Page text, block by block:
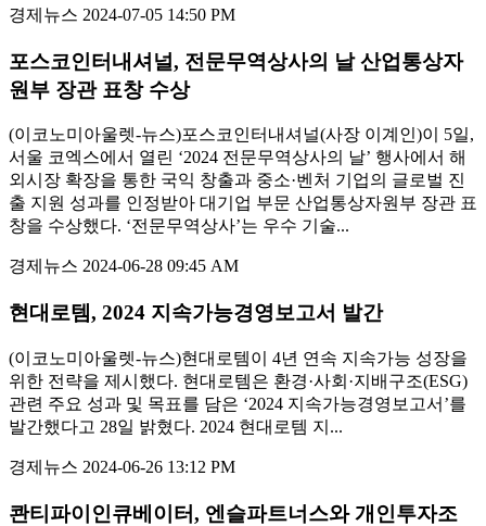
경제뉴스 2024-07-05 14:50 PM
포스코인터내셔널, 전문무역상사의 날 산업통상자
원부 장관 표창 수상
(이코노미아울렛-뉴스)포스코인터내셔널(사장 이계인)이 5일,
서울 코엑스에서 열린 ‘2024 전문무역상사의 날’ 행사에서 해
외시장 확장을 통한 국익 창출과 중소·벤처 기업의 글로벌 진
출 지원 성과를 인정받아 대기업 부문 산업통상자원부 장관 표
창을 수상했다. ‘전문무역상사’는 우수 기술...
경제뉴스 2024-06-28 09:45 AM
현대로템, 2024 지속가능경영보고서 발간
(이코노미아울렛-뉴스)현대로템이 4년 연속 지속가능 성장을
위한 전략을 제시했다. 현대로템은 환경·사회·지배구조(ESG)
관련 주요 성과 및 목표를 담은 ‘2024 지속가능경영보고서’를
발간했다고 28일 밝혔다. 2024 현대로템 지...
경제뉴스 2024-06-26 13:12 PM
콴티파이인큐베이터, 엔슬파트너스와 개인투자조